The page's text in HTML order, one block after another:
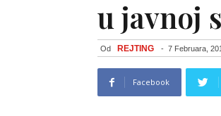
u javnoj
Od REJTING - 7 Februara,
Facebook